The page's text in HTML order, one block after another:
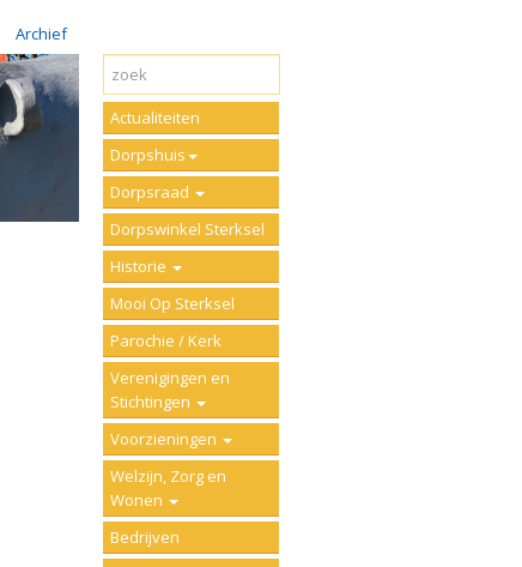
Archief
Actualiteiten
Dorpshuis
Dorpsraad
Dorpswinkel Sterksel
Historie
Mooi Op Sterksel
Parochie / Kerk
Verenigingen en
Stichtingen
Voorzieningen
Welzijn, Zorg en
Wonen
Bedrijven